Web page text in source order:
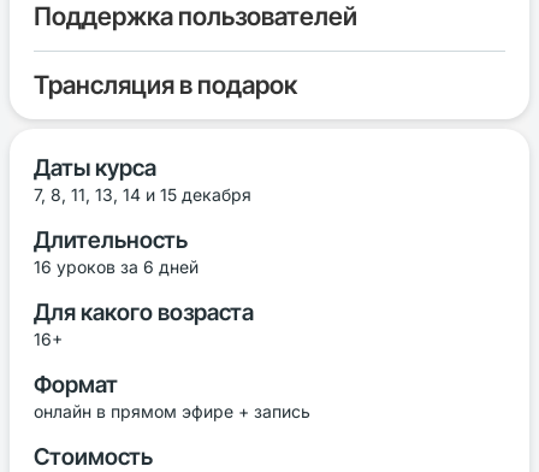
Поддержка пользователей
Трансляция в подарок
Даты курса
7, 8, 11, 13, 14 и 15 декабря
Длительность
16 уроков за 6 дней
Для какого возраста
16+
Формат
онлайн в прямом эфире + запись
Стоимость